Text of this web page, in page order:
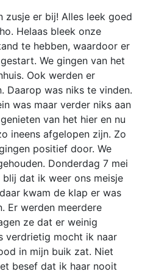
zusje er bij! Alles leek goed
Helaas bleek onze
te hebben, waardoor er
We gingen van het
Ook werden er
Daarop was niks te vinden.
was maar verder niks aan
van het hier en nu
ineens afgelopen zijn. Zo
positief door. We
Donderdag 7 mei
dat ik weer ons meisje
kwam de klap er was
Er werden meerdere
ze dat er weinig
verdrietig mocht ik naar
in mijn buik zat. Niet
besef dat ik haar nooit